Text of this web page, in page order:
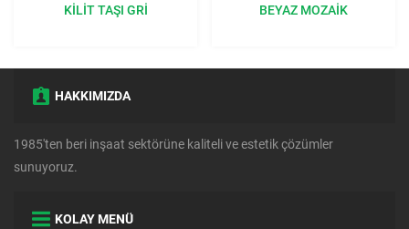
BEYAZ MOZAIK
ÇIM TAŞI GRI 40X60X8 CM:
HAKKIMIZDA
1985'ten beri inşaat sektörüne kaliteli ve estetik çözümler
sunuyoruz.
KOLAY MENÜ